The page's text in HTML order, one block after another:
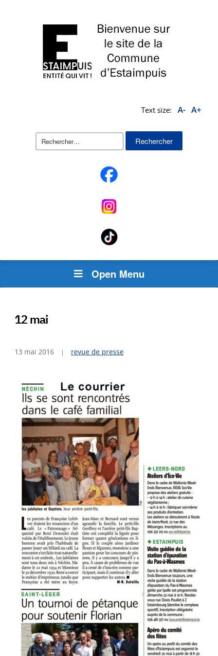
Text size: A- A+
Rechercher :
Open Menu
12 mai
13 mai 2016 revue de presse